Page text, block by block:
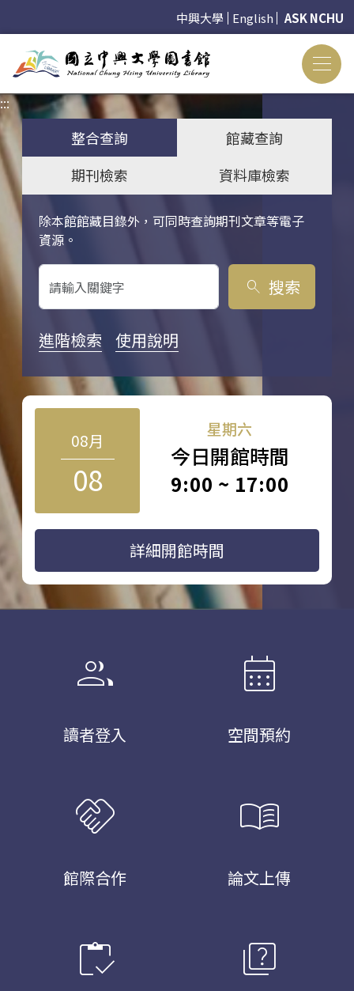
中興大學 English ASK NCHU
:::
整合查詢
館藏查詢
期刊檢索
資料庫檢索
除本館館藏目錄外，可同時查詢期刊文章等電子
資源。
關鍵字搜尋
search 搜索
進階檢索 使用說明
08月
08
星期六
今日開館時間
9:00 ~ 17:00
詳細開館時間
group
讀者登入
calendar_month
空間預約
handshake
館際合作
menu_book
論文上傳
inventory quiz